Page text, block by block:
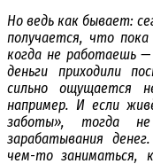
Но ведь как бывает:
получается, что
когда не работаешь
деньги приходили
сильно ощущается
например. И если
заботы», тогда
зарабатывания
чем-то заниматься,